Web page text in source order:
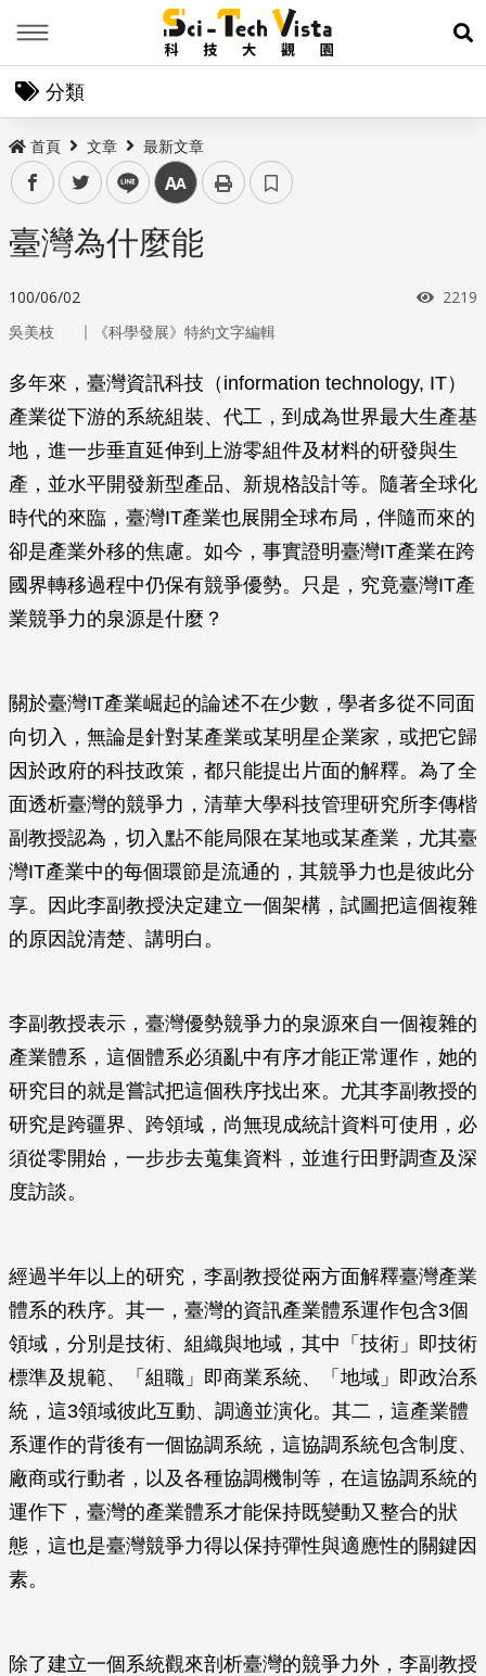
展
分類
首頁 文章 最新文章
facebooktwitter line 中
臺灣為什麼能
100/06/02 瀏覽
2219
吳美枝 ｜ 《科學發展》特約文字編輯
多年來，臺灣資訊科技（information technology, IT）
產業從下游的系統組裝、代工，到成為世界最大生產基
地，進一步垂直延伸到上游零組件及材料的研發與生
產，並水平開發新型產品、新規格設計等。隨著全球化
時代的來臨，臺灣IT產業也展開全球布局，伴隨而來的
卻是產業外移的焦慮。如今，事實證明臺灣IT產業在跨
國界轉移過程中仍保有競爭優勢。只是，究竟臺灣IT產
業競爭力的泉源是什麼？
關於臺灣IT產業崛起的論述不在少數，學者多從不同面
向切入，無論是針對某產業或某明星企業家，或把它歸
因於政府的科技政策，都只能提出片面的解釋。為了全
面透析臺灣的競爭力，清華大學科技管理研究所李傳楷
副教授認為，切入點不能局限在某地或某產業，尤其臺
灣IT產業中的每個環節是流通的，其競爭力也是彼此分
享。因此李副教授決定建立一個架構，試圖把這個複雜
的原因說清楚、講明白。
李副教授表示，臺灣優勢競爭力的泉源來自一個複雜的
產業體系，這個體系必須亂中有序才能正常運作，她的
研究目的就是嘗試把這個秩序找出來。尤其李副教授的
研究是跨疆界、跨領域，尚無現成統計資料可使用，必
須從零開始，一步步去蒐集資料，並進行田野調查及深
度訪談。
經過半年以上的研究，李副教授從兩方面解釋臺灣產業
體系的秩序。其一，臺灣的資訊產業體系運作包含3個
領域，分別是技術、組織與地域，其中「技術」即技術
標準及規範、「組職」即商業系統、「地域」即政治系
統，這3領域彼此互動、調適並演化。其二，這產業體
系運作的背後有一個協調系統，這協調系統包含制度、
廠商或行動者，以及各種協調機制等，在這協調系統的
運作下，臺灣的產業體系才能保持既變動又整合的狀
態，這也是臺灣競爭力得以保持彈性與適應性的關鍵因
素。
除了建立一個系統觀來剖析臺灣的競爭力外，李副教授